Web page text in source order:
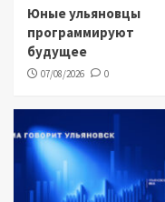
Юные ульяновцы
программируют
будущее
07/08/2026 0